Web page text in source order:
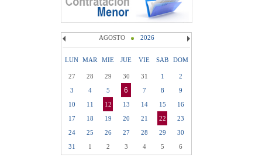
AGOSTO 2026
LUN MAR MIE JUE VIE SAB DOM
27 28 29 30 31 1
2
3
4 5 6 7 8
9
10
11 12 13 14 15
16
17
18 19 20 21 22
23
24
25 26 27 28 29
30
31
1 2 3 4 5 6